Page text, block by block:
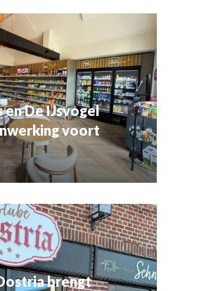
en De IJsvogel
voort
brengt